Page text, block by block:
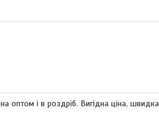
оптом і в роздріб. Вигідна ціна, швидка